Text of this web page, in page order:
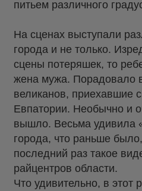
питьем различного
На сценах выступали
города и не только.
сцены потеряшек, то
жена мужа. Порадовало
великанов, приехавшие
Евпатории. Необычно и
вышло. Весьма удивила
города, что раньше
последний раз такое
райцентров области.
Что удивительно, в этот